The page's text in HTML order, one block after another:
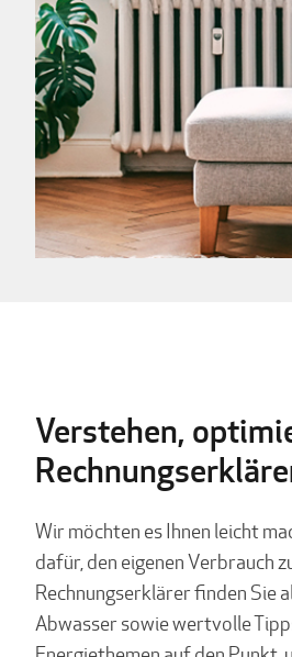
Verstehen,
Wir möchten es Ihnen leicht
dafür, den eigenen Verbrauch
Rechnungserklärer finden Sie
Abwasser sowie wertvolle